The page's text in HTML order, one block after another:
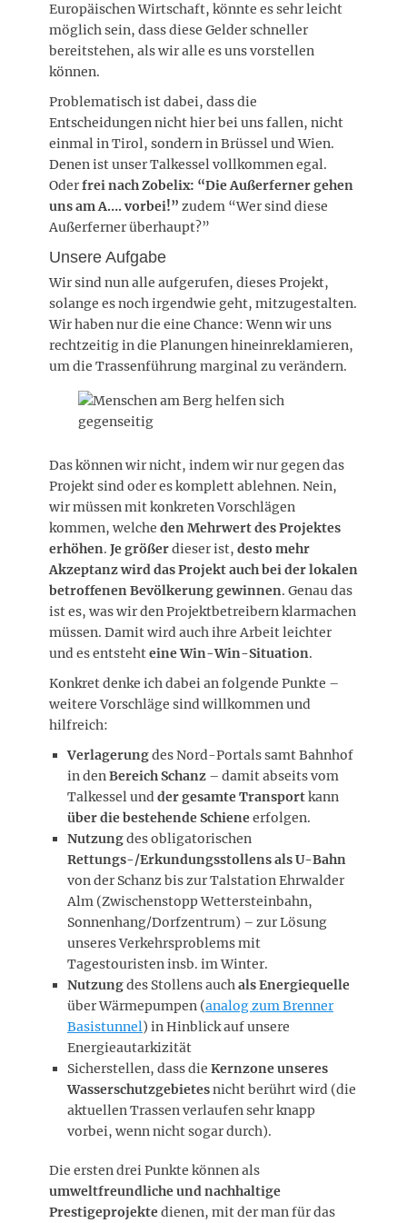
Europäischen Wirtschaft, könnte es sehr leicht
möglich sein, dass diese Gelder schneller
bereitstehen, als wir alle es uns vorstellen
können.
Problematisch ist dabei, dass die
Entscheidungen nicht hier bei uns fallen, nicht
einmal in Tirol, sondern in Brüssel und Wien.
Denen ist unser Talkessel vollkommen egal.
Oderfrei nach Zobelix: “Die Außerferner gehen
uns am A…. vorbei!” zudem “Wer sind diese
Außerferner überhaupt?”
Unsere Aufgabe
Wir sind nun alle aufgerufen, dieses Projekt,
solange es noch irgendwie geht, mitzugestalten.
Wir haben nur die eine Chance: Wenn wir uns
rechtzeitig in die Planungen hineinreklamieren,
um die Trassenführung marginal zu verändern.
Das können wir nicht, indem wir nur gegen das
Projekt sind oder es komplett ablehnen. Nein,
wir müssen mit konkreten Vorschlägen
kommen, welche den Mehrwert des Projektes
erhöhen. Je größerdieser ist, desto mehr
Akzeptanz wird das Projekt auch bei der lokalen
betroffenen Bevölkerung gewinnen. Genau das
ist es, was wir den Projektbetreibern klarmachen
müssen. Damit wird auch ihre Arbeit leichter
und es entstehteine Win-Win-Situation.
Konkret denke ich dabei an folgende Punkte –
weitere Vorschläge sind willkommen und
hilfreich:
Verlagerungdes Nord-Portals samt Bahnhof
in denBereich Schanz – damit abseits vom
Talkessel unddergesamte Transportkann
über die bestehende Schieneerfolgen.
Nutzungdes obligatorischen
Rettungs-/Erkundungsstollens als U-Bahn
von der Schanz bis zur Talstation Ehrwalder
Alm (Zwischenstopp Wettersteinbahn,
Sonnenhang/Dorfzentrum) – zur Lösung
unseres Verkehrsproblems mit
Tagestouristen insb. im Winter.
Nutzungdes Stollens auchals Energiequelle
über Wärmepumpen (analog zum Brenner
Basistunnel) in Hinblick auf unsere
Energieautarkizität
Sicherstellen, dass die Kernzone unseres
Wasserschutzgebietesnicht berührt wird (die
aktuellen Trassen verlaufen sehr knapp
vorbei, wenn nicht sogar durch).
Die ersten drei Punkte können als
umweltfreundliche und nachhaltige
Prestigeprojektedienen, mit der man für das